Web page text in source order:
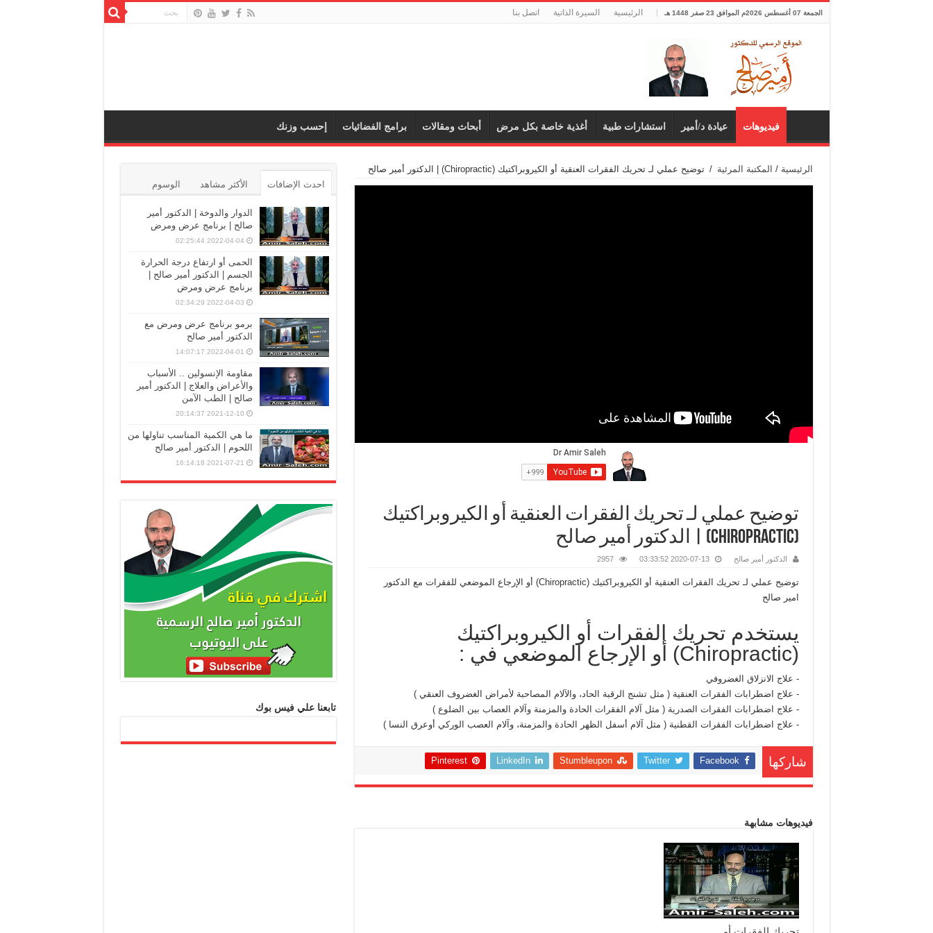
الجمعة 07 أغسطس 2026م الموافق 23 صفر 1448 هـ الرئيسية السيرة الذاتية اتصل بنا
فيديوهات عيادة د/أمير استشارات طبية أغذية خاصة بكل مرض أبحاث ومقالات برامج الفضائيات إحسب وزنك
الرئيسية / المكتبة المرئية / توضيح عملي لـ تحريك الفقرات العنقية أو الكيروبراكتيك (Chiropractic) | الدكتور أمير صالح
توضيح عملي لـ تحريك الفقرات العنقية أو الكيروبراكتيك
(Chiropractic) | الدكتور أمير صالح
الدكتور أمير صالح 2020-07-13 03:33:52
2957
توضيح عملي لـ تحريك الفقرات العنقية أو الكيروبراكتيك (Chiropractic) أو الإرجاع الموضعي للفقرات مع الدكتور
امير صالح
يستخدم تحريك الفقرات أو الكيروبراكتيك
(Chiropractic) أو الإرجاع الموضعي في :
- علاج الانزلاق الغضروفي
- علاج اضطرابات الفقرات العنقية ( مثل تشنج الرقبة الحاد، والآلام المصاحبة لأمراض الغضروف العنقي )
- علاج اضطرابات الفقرات الصدرية ( مثل آلام الفقرات الحادة والمزمنة وآلام العصاب بين الضلوع )
- علاج اضطرابات الفقرات القطنية ( مثل آلام أسفل الظهر الحادة والمزمنة، وآلام العصب الوركي أوعرق النسا )
شاركها Facebook
Twitter
Stumbleupon
LinkedIn
Pinterest
فيديوهات مشابهة
احدث الإضافات الأكثر مشاهد الوسوم
الدوار والدوخة | الدكتور أمير
صالح | برنامج عرض ومرض
2022-04-04 02:25:44
الحمى أو ارتفاع درجة الحرارة
الجسم | الدكتور أمير صالح |
برنامج عرض ومرض
2022-04-03 02:34:29
برمو برنامج عرض ومرض مع
الدكتور أمير صالح
2022-04-01 14:07:17
مقاومة الإنسولين .. الأسباب
والأعراض والعلاج | الدكتور أمير
صالح | الطب الآمن
2021-12-10 20:14:37
ما هي الكمية المناسب تناولها من
اللحوم | الدكتور أمير صالح
2021-07-21 16:14:18
تابعنا علي فيس بوك